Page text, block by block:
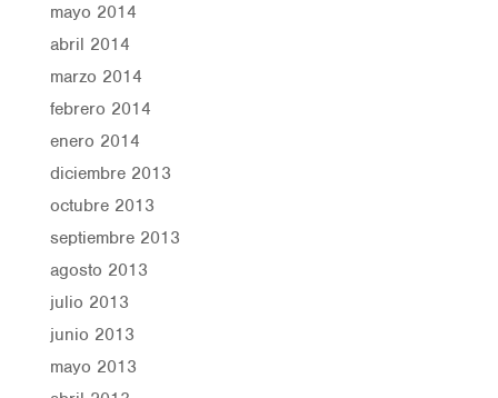
mayo 2014
abril 2014
marzo 2014
febrero 2014
enero 2014
diciembre 2013
octubre 2013
septiembre 2013
agosto 2013
julio 2013
junio 2013
mayo 2013